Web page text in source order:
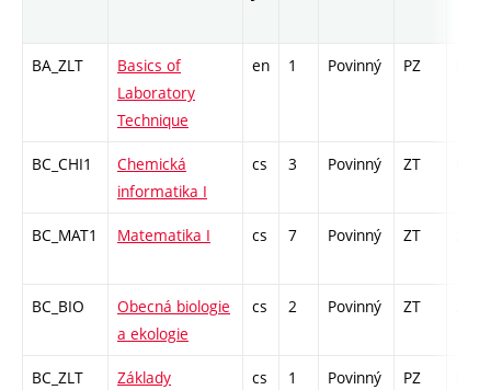
BA_ZLT
Basics of
Laboratory
Technique
en 1 Povinný PZ
BC_CHI1
Chemická
informatika I
cs 3 Povinný ZT
BC_MAT1 Matematika I cs 7 Povinný ZT
BC_BIO
Obecná biologie
a ekologie
cs 2 Povinný ZT
BC_ZLT
Základy
cs 1 Povinný PZ